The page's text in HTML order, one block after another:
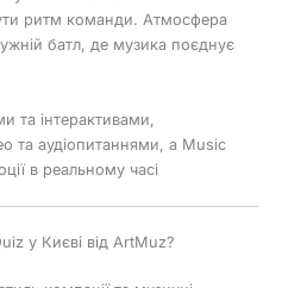
ритм команди. Атмосфера
батл, де музика поєднує
та інтерактивами,
та аудіопитаннями, а Music
в реальному часі
у Києві від ArtMuz?